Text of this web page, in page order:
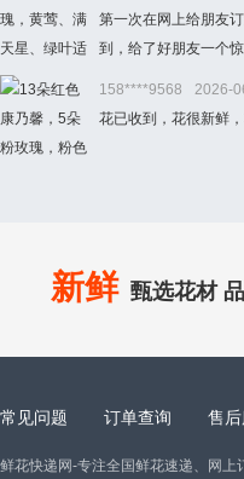
第一次在网上给朋友
到，给了好朋友一个惊
158****9568
2026-
花已收到，花很新鲜
新鲜 甄选花材
常见问题 订单查询 售
鲜花快递网-专注全国鲜花速递、网